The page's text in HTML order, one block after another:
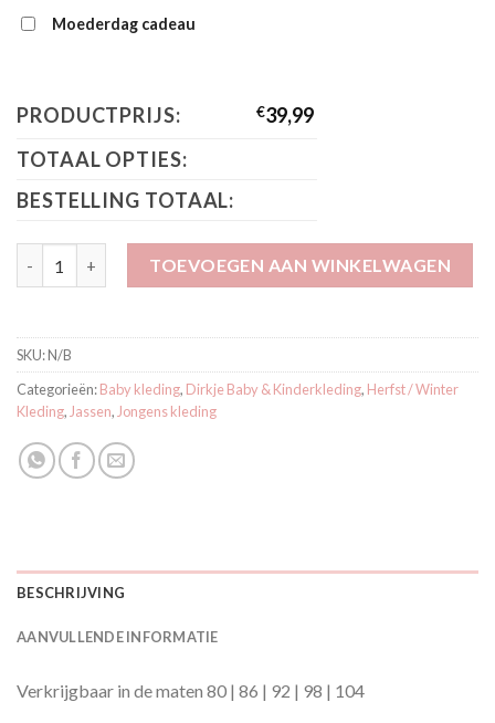
Moederdag cadeau
PRODUCTPRIJS: €39,99
TOTAAL OPTIES:
BESTELLING TOTAAL:
TOEVOEGEN AAN WINKELWAGEN
SKU:N/B
Categorieën:Baby kleding, Dirkje Baby & Kinderkleding, Herfst / Winter
Kleding, Jassen, Jongens kleding
BESCHRIJVING
AANVULLENDE INFORMATIE
Verkrijgbaar in de maten 80 | 86 | 92 | 98 | 104